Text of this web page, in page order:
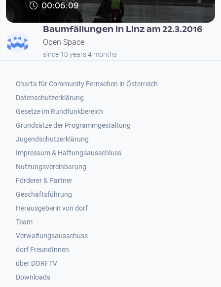
00:06:09
Baumfällungen in Linz am 22.3.2016
Open Space
since 10 years 4 months
Footer 1
Charta für Community Fernsehen in Österreich
Datenschutzerklärung
Gesetze im Rundfunkbereich
Grundsätze der Programmgestaltung
Jugendschutzerklärung
Impressum & Haftungsausschluss
Nutzungsvereinbarung
Footer 2
Förderer & Partner
Geschäftsführung
Herausgeberin von dorf
Team
Verwaltungsausschuss
dorf FreundInnen
Footer 3
über DORFTV
Downloads